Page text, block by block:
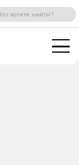
РЕГИСТРАЦИЯ